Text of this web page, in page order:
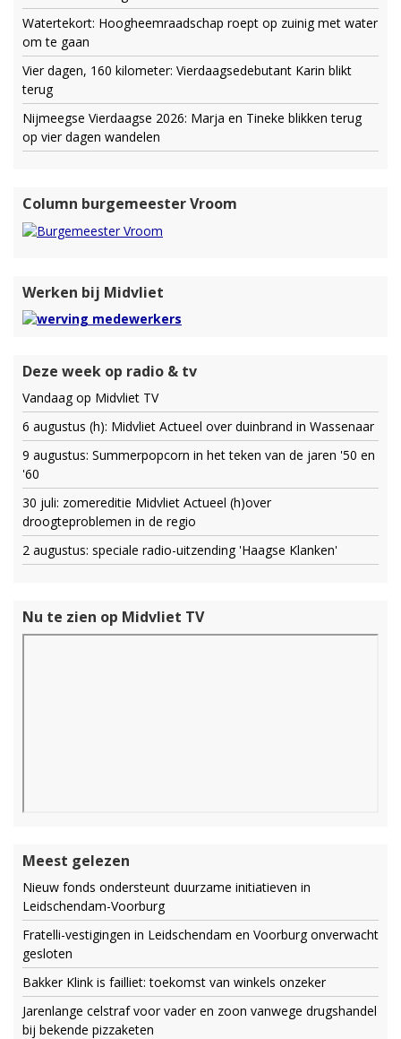
Watertekort: Hoogheemraadschap roept op zuinig met water
om te gaan
Vier dagen, 160 kilometer: Vierdaagsedebutant Karin blikt
terug
Nijmeegse Vierdaagse 2026: Marja en Tineke blikken terug
op vier dagen wandelen
Column burgemeester Vroom
Werken bij Midvliet
Deze week op radio & tv
Vandaag op Midvliet TV
6 augustus (h): Midvliet Actueel over duinbrand in Wassenaar
9 augustus: Summerpopcorn in het teken van de jaren '50 en
'60
30 juli: zomereditie Midvliet Actueel (h)over
droogteproblemen in de regio
2 augustus: speciale radio-uitzending 'Haagse Klanken'
Nu te zien op Midvliet TV
Meest gelezen
Nieuw fonds ondersteunt duurzame initiatieven in
Leidschendam-Voorburg
Fratelli-vestigingen in Leidschendam en Voorburg onverwacht
gesloten
Bakker Klink is failliet: toekomst van winkels onzeker
Jarenlange celstraf voor vader en zoon vanwege drugshandel
bij bekende pizzaketen